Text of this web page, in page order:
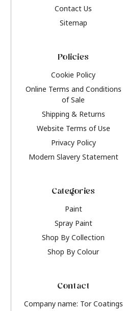
Contact Us
Sitemap
Policies
Cookie Policy
Online Terms and Conditions
of Sale
Shipping & Returns
Website Terms of Use
Privacy Policy
Modern Slavery Statement
Categories
Paint
Spray Paint
Shop By Collection
Shop By Colour
Contact
Company name: Tor Coatings